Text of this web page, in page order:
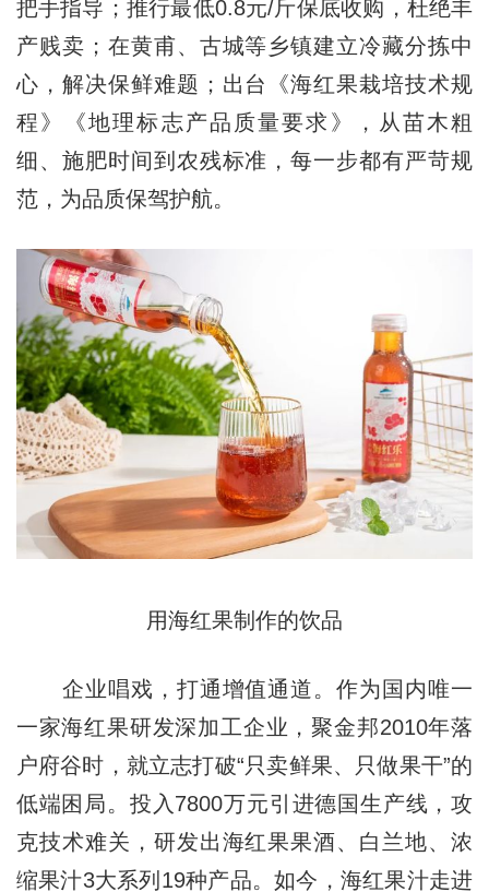
把手指导；推行最低0.8元/斤保底收购，杜绝丰
产贱卖；在黄甫、古城等乡镇建立冷藏分拣中
心，解决保鲜难题；出台《海红果栽培技术规
程》《地理标志产品质量要求》，从苗木粗
细、施肥时间到农残标准，每一步都有严苛规
范，为品质保驾护航。
用海红果制作的饮品
企业唱戏，打通增值通道。作为国内唯一
一家海红果研发深加工企业，聚金邦2010年落
户府谷时，就立志打破“只卖鲜果、只做果干”的
低端困局。投入7800万元引进德国生产线，攻
克技术难关，研发出海红果果酒、白兰地、浓
缩果汁3大系列19种产品。如今，海红果汁走进